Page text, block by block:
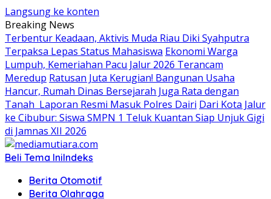
Langsung ke konten
Breaking News
Terbentur Keadaan, Aktivis Muda Riau Diki Syahputra
Terpaksa Lepas Status Mahasiswa Ekonomi Warga
Lumpuh, Kemeriahan Pacu Jalur 2026 Terancam
Meredup Ratusan Juta Kerugian! Bangunan Usaha
Hancur, Rumah Dinas Bersejarah Juga Rata dengan
Tanah Laporan Resmi Masuk Polres Dairi Dari Kota Jalur
ke Cibubur: Siswa SMPN 1 Teluk Kuantan Siap Unjuk Gigi
di Jamnas XII 2026
Beli Tema IniIndeks
Berita Otomotif
Berita Olahraga